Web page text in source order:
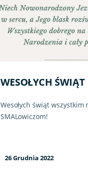
WESOŁYCH ŚWIĄT
Wesołych świąt wszystkim
SMALowiczom!
26 Grudnia 2022